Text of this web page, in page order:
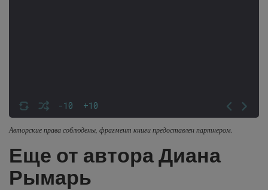
-10 +10
Авторские права соблюдены, фрагмент книги предоставлен партнером.
Еще от автора Диана
Рымарь